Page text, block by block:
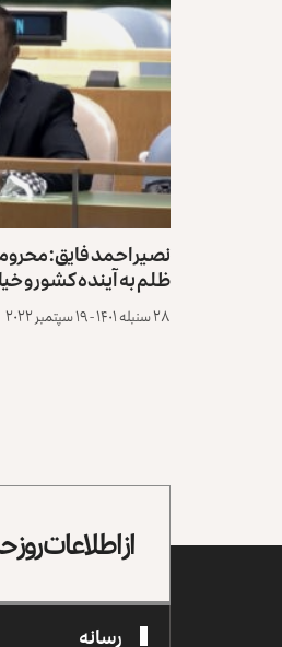
نصیراحمد فایق:
ظلم به آینده کشور و
۲۸ سنبله ۱۴۰۱ - ۱۹ سپتمبر ۲۰۲۲
از اطلاعات
رسانه